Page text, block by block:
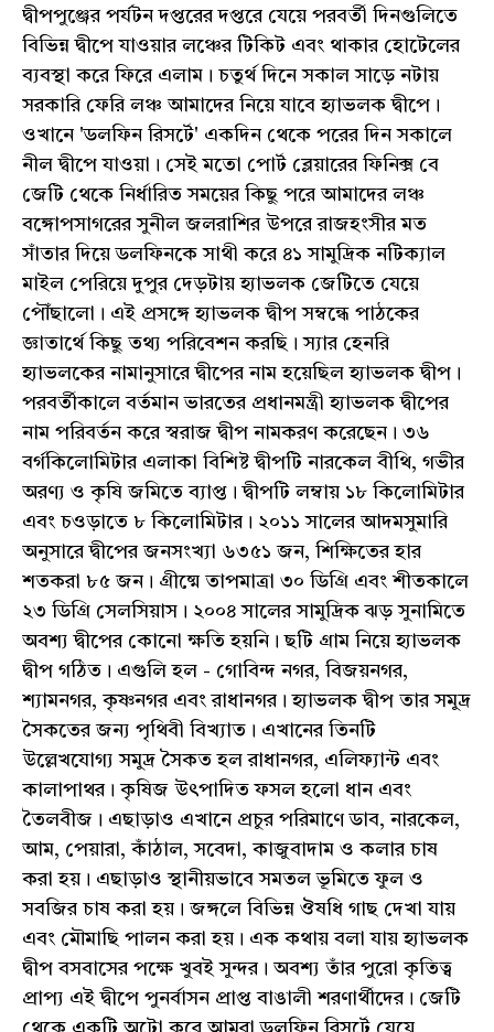
দ্বীপপুঞ্জের পর্যটন দপ্তরের দপ্তরে যেয়ে পরবর্তী দিনগুলিতে
বিভিন্ন দ্বীপে যাওয়ার লঞ্চের টিকিট এবং থাকার হোটেলের
ব্যবস্থা করে ফিরে এলাম। চতুর্থ দিনে সকাল সাড়ে নটায়
সরকারি ফেরি লঞ্চ আমাদের নিয়ে যাবে হ্যাভলক দ্বীপে।
ওখানে 'ডলফিন রিসর্টে' একদিন থেকে পরের দিন সকালে
নীল দ্বীপে যাওয়া। সেই মতো পোর্ট ব্লেয়ারের ফিনিক্স বে
জেটি থেকে নির্ধারিত সময়ের কিছু পরে আমাদের লঞ্চ
বঙ্গোপসাগরের সুনীল জলরাশির উপরে রাজহংসীর মত
সাঁতার দিয়ে ডলফিনকে সাথী করে ৪১ সামুদ্রিক নটিক্যাল
মাইল পেরিয়ে দুপুর দেড়টায় হ্যাভলক জেটিতে যেয়ে
পৌঁছালো। এই প্রসঙ্গে হ্যাভলক দ্বীপ সম্বন্ধে পাঠকের
জ্ঞাতার্থে কিছু তথ্য পরিবেশন করছি। স্যার হেনরি
হ্যাভলকের নামানুসারে দ্বীপের নাম হয়েছিল হ্যাভলক দ্বীপ।
পরবর্তীকালে বর্তমান ভারতের প্রধানমন্ত্রী হ্যাভলক দ্বীপের
নাম পরিবর্তন করে স্বরাজ দ্বীপ নামকরণ করেছেন। ৩৬
বর্গকিলোমিটার এলাকা বিশিষ্ট দ্বীপটি নারকেল বীথি, গভীর
অরণ্য ও কৃষি জমিতে ব্যাপ্ত। দ্বীপটি লম্বায় ১৮ কিলোমিটার
এবং চওড়াতে ৮ কিলোমিটার। ২০১১ সালের আদমসুমারি
অনুসারে দ্বীপের জনসংখ্যা ৬৩৫১ জন, শিক্ষিতের হার
শতকরা ৮৫ জন। গ্রীষ্মে তাপমাত্রা ৩০ ডিগ্রি এবং শীতকালে
২৩ ডিগ্রি সেলসিয়াস। ২০০৪ সালের সামুদ্রিক ঝড় সুনামিতে
অবশ্য দ্বীপের কোনো ক্ষতি হয়নি। ছটি গ্রাম নিয়ে হ্যাভলক
দ্বীপ গঠিত। এগুলি হল - গোবিন্দ নগর, বিজয়নগর,
শ্যামনগর, কৃষ্ণনগর এবং রাধানগর। হ্যাভলক দ্বীপ তার সমুদ্র
সৈকতের জন্য পৃথিবী বিখ্যাত। এখানের তিনটি
উল্লেখযোগ্য সমুদ্র সৈকত হল রাধানগর, এলিফ্যান্ট এবং
কালাপাথর। কৃষিজ উৎপাদিত ফসল হলো ধান এবং
তৈলবীজ। এছাড়াও এখানে প্রচুর পরিমাণে ডাব, নারকেল,
আম, পেয়ারা, কাঁঠাল, সবেদা, কাজুবাদাম ও কলার চাষ
করা হয়। এছাড়াও স্থানীয়ভাবে সমতল ভূমিতে ফুল ও
সবজির চাষ করা হয়। জঙ্গলে বিভিন্ন ঔষধি গাছ দেখা যায়
এবং মৌমাছি পালন করা হয়। এক কথায় বলা যায় হ্যাভলক
দ্বীপ বসবাসের পক্ষে খুবই সুন্দর। অবশ্য তাঁর পুরো কৃতিত্ব
প্রাপ্য এই দ্বীপে পুনর্বাসন প্রাপ্ত বাঙালী শরণার্থীদের। জেটি